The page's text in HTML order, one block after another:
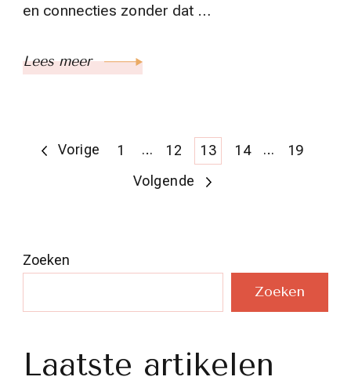
en connecties zonder dat …
Lees meer
Berichten
paginering
Vorige Pagina
1 … Pagina
12 Pagina
13 Pagina
14 … Pagina
19
Volgende
Zoeken
Zoeken
Laatste artikelen